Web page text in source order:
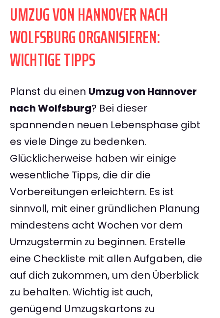
UMZUG VON HANNOVER NACH
WOLFSBURG ORGANISIEREN:
WICHTIGE TIPPS
Planst du einen Umzug von Hannover
nach Wolfsburg? Bei dieser
spannenden neuen Lebensphase gibt
es viele Dinge zu bedenken.
Glücklicherweise haben wir einige
wesentliche Tipps, die dir die
Vorbereitungen erleichtern. Es ist
sinnvoll, mit einer gründlichen Planung
mindestens acht Wochen vor dem
Umzugstermin zu beginnen. Erstelle
eine Checkliste mit allen Aufgaben, die
auf dich zukommen, um den Überblick
zu behalten. Wichtig ist auch,
genügend Umzugskartons zu